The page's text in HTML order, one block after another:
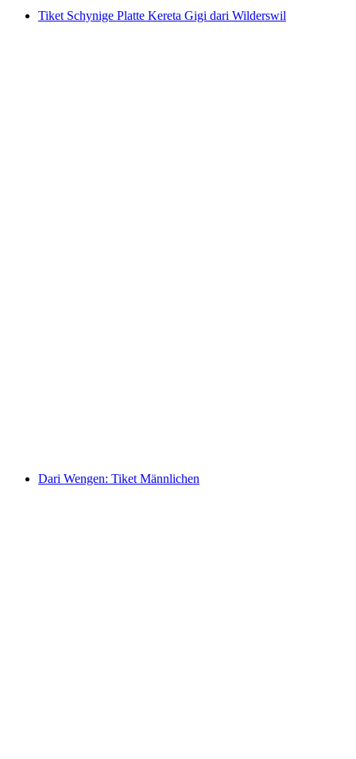
Tiket Schynige Platte Kereta Gigi dari Wilderswil
Dari Wengen: Tiket Männlichen